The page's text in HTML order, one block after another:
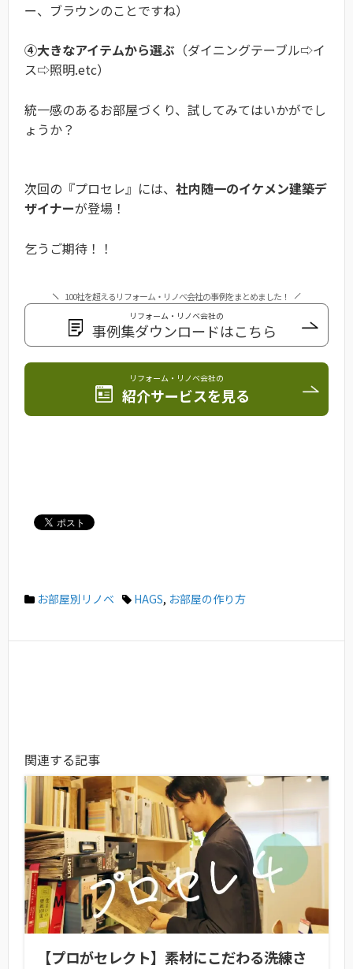
ー、ブラウンのことですね）
④大きなアイテムから選ぶ （ダイニングテーブル⇨イ
ス⇨照明.etc）
統一感のあるお部屋づくり、試してみてはいかがでし
ょうか？
次回の『プロセレ』には、 社内随一のイケメン建築デ
ザイナーが登場！
乞うご期待！！
100社を超えるリフォーム・リノベ会社の事例をまとめました！
リフォーム・リノベ会社の
事例集ダウンロードはこちら
リフォーム・リノベ会社の
紹介サービスを見る
お部屋別リノベ HAGS, お部屋の作り方
関連する記事
【プロがセレクト】素材にこだわる洗練さ